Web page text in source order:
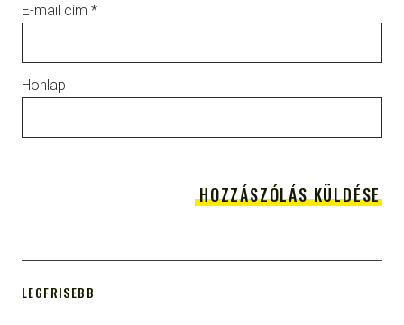
E-mail cím *
Honlap
LEGFRISEBB